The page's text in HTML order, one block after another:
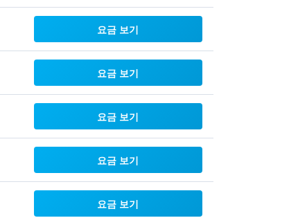
요금 보기
요금 보기
요금 보기
요금 보기
요금 보기